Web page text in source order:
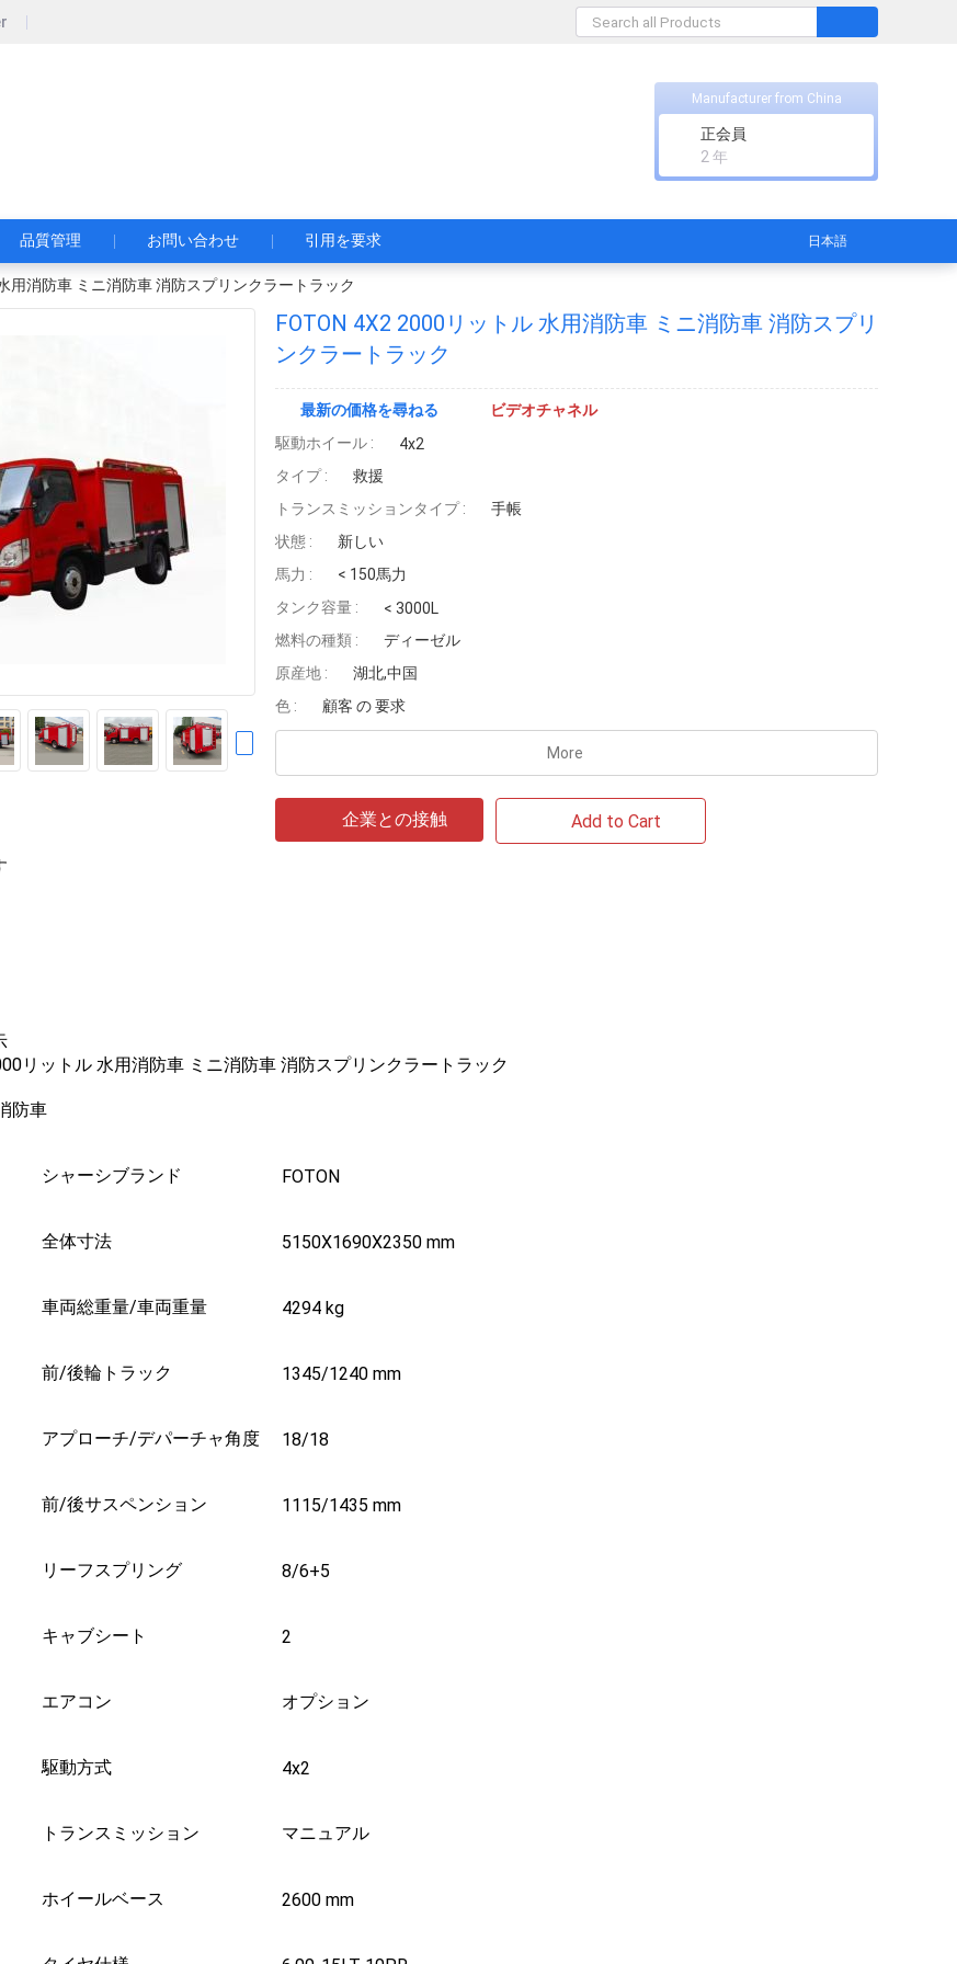
Manufacturer from China
正会員
2 年
品質管理 お問い合わせ 引用を要求 日本語
用消防車 ミニ消防車 消防スプリンクラートラック
FOTON 4X2 2000リットル 水用消防車 ミニ消防車 消防スプリ
ンクラートラック
最新の価格を尋ねる
ビデオチャネル
駆動ホイール :
4x2
タイプ :
救援
トランスミッションタイプ :
手帳
状態 :
新しい
馬力 :
< 150馬力
タンク容量 :
< 3000L
燃料の種類 :
ディーゼル
原産地 :
湖北,中国
色 :
顧客 の 要求
More
企業との接触 Add to Cart
防車
シャーシブランド FOTON
全体寸法 5150X1690X2350 mm
車両総重量/車両重量 4294 kg
前/後輪トラック 1345/1240 mm
アプローチ/デパーチャ角度 18/18
前/後サスペンション 1115/1435 mm
リーフスプリング 8/6+5
キャブシート 2
エアコン オプション
駆動方式 4x2
トランスミッション マニュアル
ホイールベース 2600 mm